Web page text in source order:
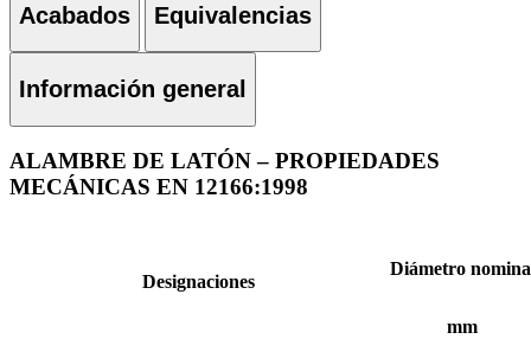
Acabados Equivalencias
Información general
ALAMBRE DE LATÓN – PROPIEDADES
MECÁNICAS EN 12166:1998
Designaciones
Diámetro
mm